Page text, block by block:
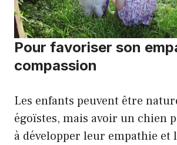
Pour favoriser son
compassion
Les enfants peuvent être
égoïstes, mais avoir un chien
à développer leur empathie et